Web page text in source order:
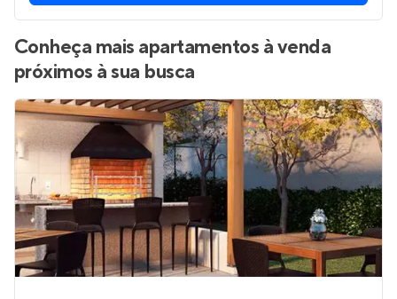
Conheça mais apartamentos à venda
próximos à sua busca